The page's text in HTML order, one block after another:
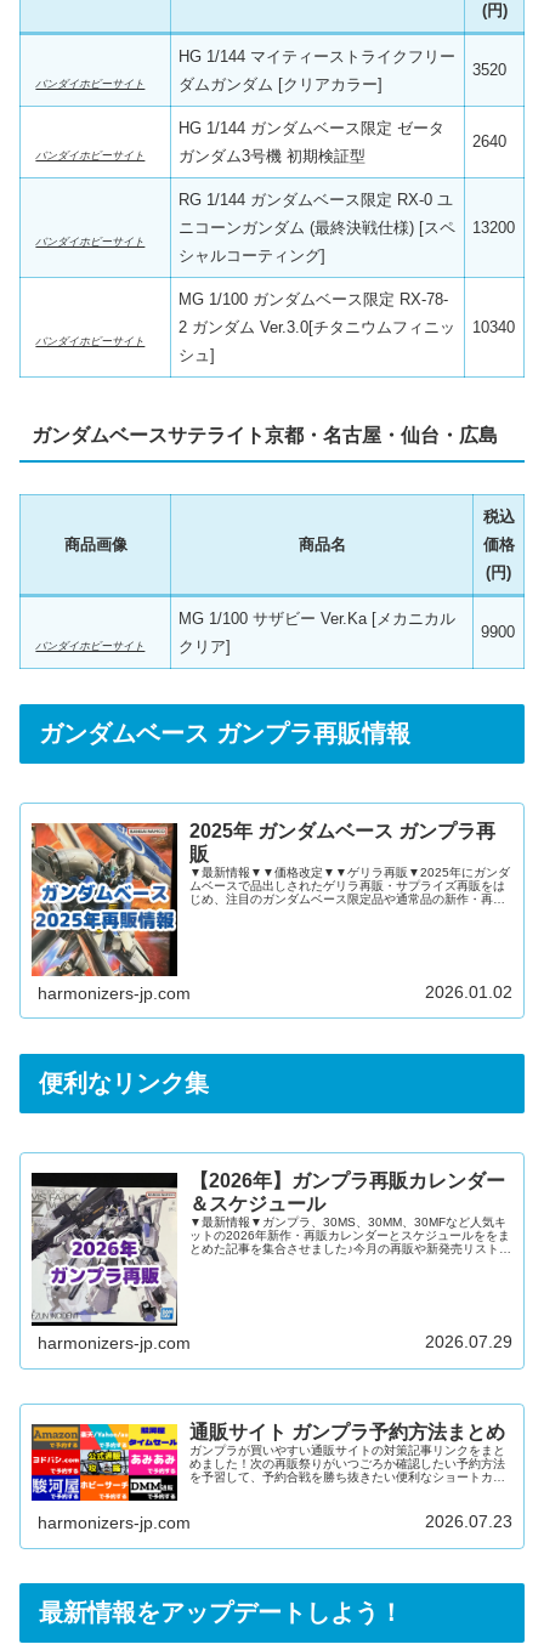
(円)
バンダイホビーサイト
HG 1/144 マイティーストライクフリー
ダムガンダム [クリアカラー]
3520
バンダイホビーサイト
HG 1/144 ガンダムベース限定 ゼータ
ガンダム3号機 初期検証型
2640
バンダイホビーサイト
RG 1/144 ガンダムベース限定 RX-0 ユ
ニコーンガンダム (最終決戦仕様) [スペ
シャルコーティング]
13200
バンダイホビーサイト
MG 1/100 ガンダムベース限定 RX-78-
2 ガンダム Ver.3.0[チタニウムフィニッ
シュ]
10340
ガンダムベースサテライト京都・名古屋・仙台・広島
商品画像 商品名
税込
価格
(円)
バンダイホビーサイト
MG 1/100 サザビー Ver.Ka [メカニカル
クリア]
9900
ガンダムベース ガンプラ再販情報
2025年 ガンダムベース ガンプラ再
販
▼最新情報▼▼価格改定▼▼ゲリラ再販▼2025年にガンダ
ムベースで品出しされたゲリラ再販・サプライズ再販をは
じめ、注目のガンダムベース限定品や通常品の新作・再販
harmonizers-jp.com 2026.01.02
便利なリンク集
【2026年】ガンプラ再販カレンダー
＆スケジュール
▼最新情報▼ガンプラ、30MS、30MM、30MFなど人気キ
ットの2026年新作・再販カレンダーとスケジュールををま
とめた記事を集合させました♪今月の再販や新発売リストを
harmonizers-jp.com 2026.07.29
通販サイト ガンプラ予約方法まとめ
ガンプラが買いやすい通販サイトの対策記事リンクをまと
めました！次の再販祭りがいつごろか確認したい予約方法
を予習して、予約合戦を勝ち抜きたい便利なショートカッ
度：中～高在庫量：多DMM通販難易度：低在庫量：多
Amazon難易度：低～中在庫量：多駿河屋難易度：中～高
harmonizers-jp.com 2026.07.23
最新情報をアップデートしよう！